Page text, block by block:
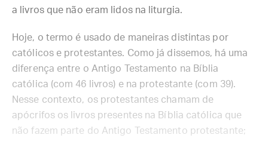
a livros que não eram lidos na liturgia.
Hoje, o termo é usado de maneiras distintas por
católicos e protestantes. Como já dissemos, há uma
diferença entre o Antigo Testamento na Bíblia
católica (com 46 livros) e na protestante (com 39).
Nesse contexto, os protestantes chamam de
apócrifos os livros presentes na Bíblia católica que
não fazem parte do Antigo Testamento protestante;